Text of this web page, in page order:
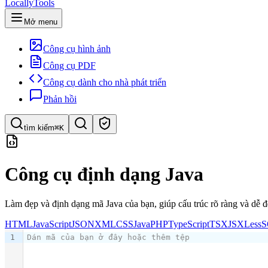
LocallyTools
Mở menu
Công cụ hình ảnh
Công cụ PDF
Công cụ dành cho nhà phát triển
Phản hồi
tìm kiếm⌘K
Tìm công cụ
Tìm kiếm nhanh công cụ
Công cụ định dạng Java
Làm đẹp và định dạng mã Java của bạn, giúp cấu trúc rõ ràng và dễ
HTMLJavaScriptJSONXMLCSSJavaPHPTypeScriptTSXJSXLess
1 Dán mã của bạn ở đây hoặc thêm tệp